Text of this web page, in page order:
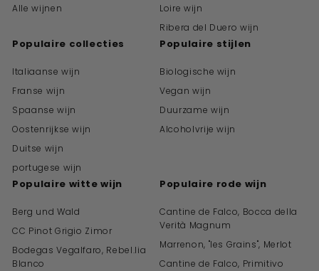
Alle wijnen
Loire wijn
Ribera del Duero wijn
Populaire collecties
Italiaanse wijn
Franse wijn
Spaanse wijn
Oostenrijkse wijn
Duitse wijn
portugese wijn
Populaire stijlen
Biologische wijn
Vegan wijn
Duurzame wijn
Alcoholvrije wijn
Populaire witte wijn
Berg und Wald
CC Pinot Grigio Zimor
Bodegas Vegalfaro, Rebel.lia
Blanco
Populaire rode wijn
Cantine de Falco, Bocca della
Verità Magnum
Marrenon, "les Grains", Merlot
Cantine de Falco, Primitivo